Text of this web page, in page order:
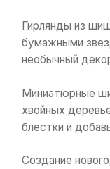
Гирлянды из
бумажными
необычный
Миниатюрные
хвойных
блестки и
Создание